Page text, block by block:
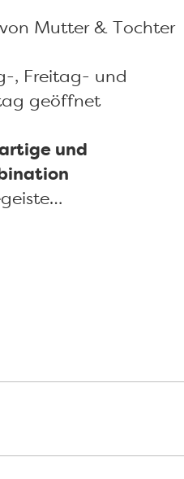
Mutter & Tochter
, Freitag- und
geöffnet
und